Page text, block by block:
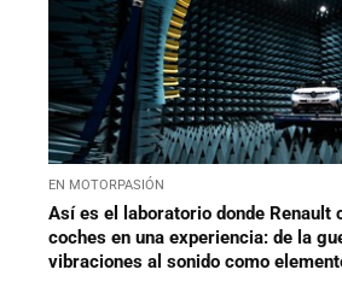
EN MOTORPASIÓN
Así es el laboratorio donde Renault
coches en una experiencia: de la
vibraciones al sonido como